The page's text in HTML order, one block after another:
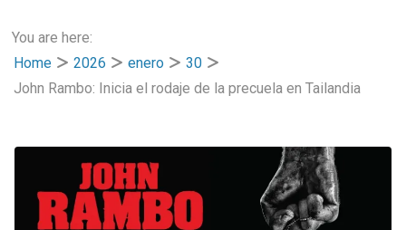
You are here:
Home
2026 enero
30
John Rambo: Inicia el rodaje de la precuela en Tailandia